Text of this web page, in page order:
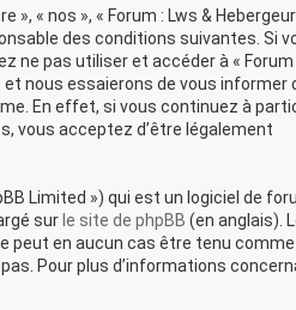
», « nos », « Forum : Lws &
des conditions suivantes. Si
ne pas utiliser et accéder à « Forum
nous essaierons de vous informer
En effet, si vous continuez à
vous acceptez d’être légalement
Limited ») qui est un logiciel de
sur le site de phpBB (en anglais).
peut en aucun cas être tenu comme
Pour plus d’informations